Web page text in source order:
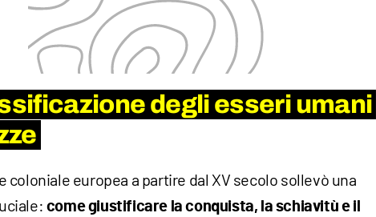
degli esseri umani
coloniale europea a partire dal XV secolo sollevò una
come giustificare la conquista, la schiavitù e il